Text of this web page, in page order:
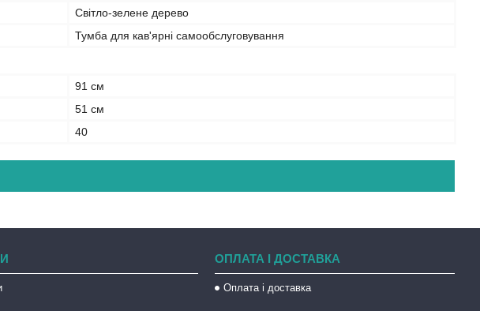
Світло-зелене дерево
Тумба для кав'ярні самообслуговування
91 см
51 см
40
ОПЛАТА І ДОСТАВКА
Оплата і доставка